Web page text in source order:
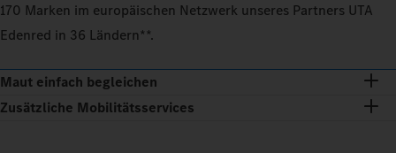
170 Marken im europäischen Netzwerk unseres Partners UTA
Edenred in 36 Ländern**.
Maut einfach begleichen
Zusätzliche Mobilitätsservices